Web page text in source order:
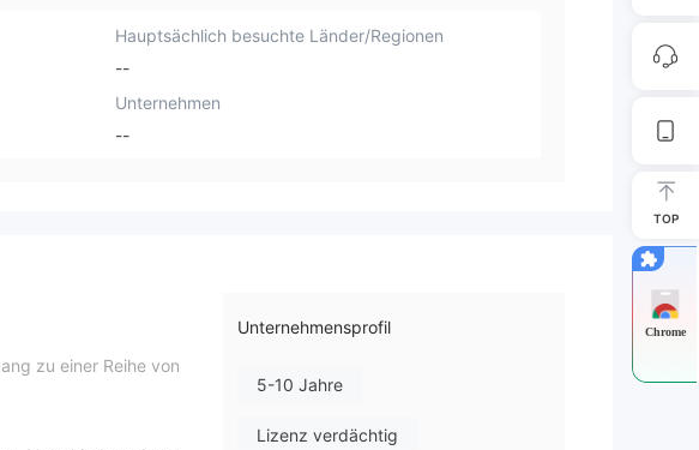
Hauptsächlich besuchte Länder/Regionen
--
Unternehmen
--
zu einer Reihe von
Unternehmensprofil
5-10 Jahre
Lizenz verdächtig
TOP
Chrome